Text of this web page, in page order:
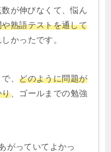
が伸びなくて、悩ん
熟語テストを通して
かったです。
で、どのように問題が
り、ゴールまでの勉強
がっていてよかっ